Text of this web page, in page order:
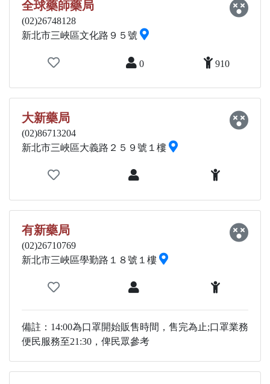
全球藥師藥局
(02)26748128
新北市三峽區文化路９５號
0 910
大新藥局
(02)86713204
新北市三峽區大義路２５９號１樓
有新藥局
(02)26710769
新北市三峽區學勤路１８號１樓
備註：14:00為口罩開始販售時間，售完為止;口罩業務
便民服務至21:30，俾民眾參考